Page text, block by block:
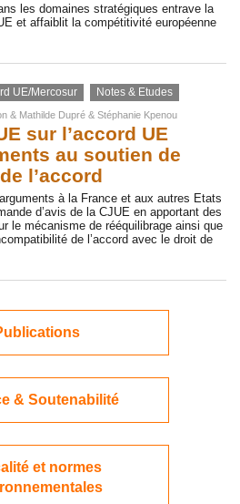
les domaines stratégiques entrave la
et affaiblit la compétitivité européenne
UE/Mercosur Notes & Etudes
& Mathilde Dupré & Stéphanie Kpenou
sur l’accord UE
au soutien de
l’accord
à la France et aux autres Etats
d’avis de la CJUE en apportant des
le mécanisme de rééquilibrage ainsi que
de l’accord avec le droit de
& Soutenabilité
et normes